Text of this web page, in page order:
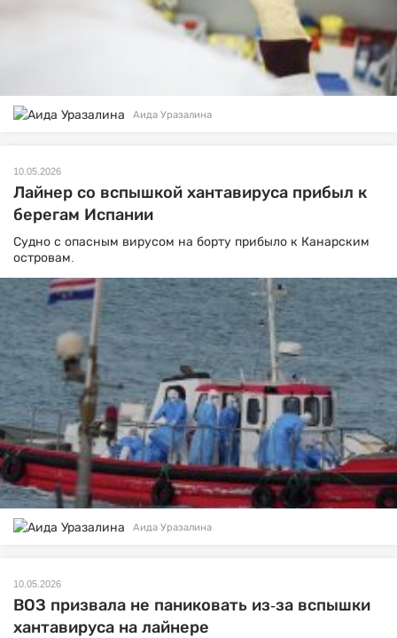
Аида Уразалина
10.05.2026
Лайнер со вспышкой хантавируса прибыл к
берегам Испании
Судно с опасным вирусом на борту прибыло к Канарским
островам.
Аида Уразалина
10.05.2026
ВОЗ призвала не паниковать из-за вспышки
хантавируса на лайнере